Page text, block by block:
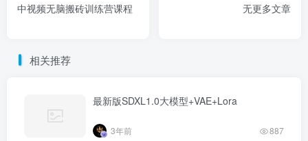
中视频无脑搬砖训练营课程
无更多文章
相关推荐
最新版SDXL1.0大模型+VAE+Lora
3年前 887